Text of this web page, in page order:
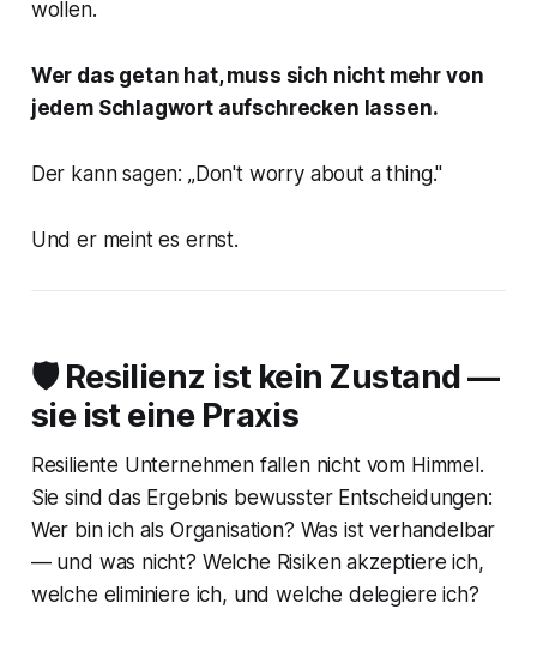
wollen.
Wer das getan hat, muss sich nicht mehr von
jedem Schlagwort aufschrecken lassen.
Der kann sagen: „Don't worry about a thing."
Und er meint es ernst.
🛡️ Resilienz ist kein Zustand —
sie ist eine Praxis
Resiliente Unternehmen fallen nicht vom Himmel.
Sie sind das Ergebnis bewusster Entscheidungen:
Wer bin ich als Organisation? Was ist verhandelbar
— und was nicht? Welche Risiken akzeptiere ich,
welche eliminiere ich, und welche delegiere ich?